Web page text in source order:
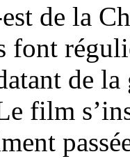
de la
font
de
film